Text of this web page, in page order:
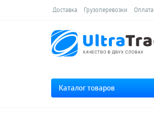
Доставка Грузоперевозки Оплата
Каталог товаров